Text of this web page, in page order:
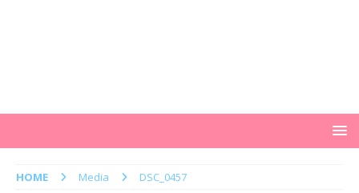
HOME Media DSC_0457